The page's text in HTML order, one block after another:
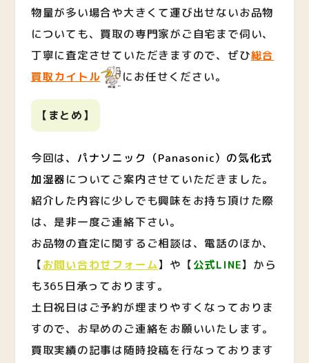
物量が多い場合や大きくて運び出せないお品物
についても、買取の専門家がご自宅まで伺い、
丁寧に査定させていただきますので、ぜひ総合
買取カイトル
にお任せください。
【まとめ】
今回は、パナソニック（Panasonic）の気化式
加湿器についてご案内させていただきました。
紹介した内容に少しでも興味をお持ち頂けた際
は、是非一度ご連絡下さい。
お品物の査定に関するご相談は、電話のほか、
【お問い合わせフォーム】や【公式LINE】から
も365日承っております。
土日祝日はご予約が埋まりやすくなっておりま
すので、お早めのご連絡をお願いいたします。
買取実績の記事は随時投稿を行なっております